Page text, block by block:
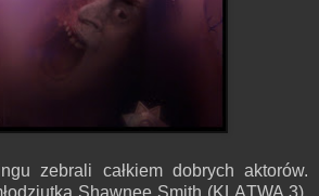
zebrali całkiem dobrych aktorów.
Shawnee Smith (KLĄTWA 3),